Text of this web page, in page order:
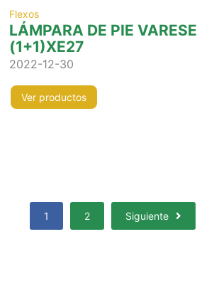
Flexos
LÁMPARA DE PIE VARESE
(1+1)XE27
2022-12-30
Ver productos
1 2 Siguiente